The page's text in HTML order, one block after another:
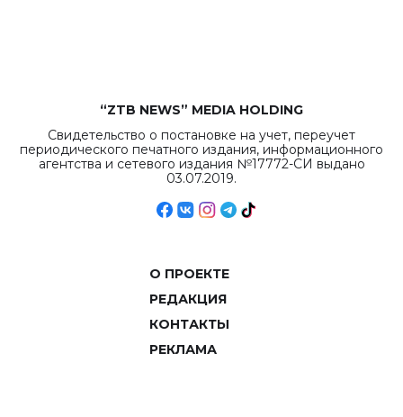
“ZTB NEWS” MEDIA HOLDING
Свидетельство о постановке на учет, переучет
периодического печатного издания, информационного
агентства и сетевого издания №17772-СИ выдано
03.07.2019.
О ПРОЕКТЕ
РЕДАКЦИЯ
КОНТАКТЫ
РЕКЛАМА